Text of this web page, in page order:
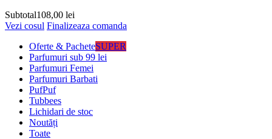
Subtotal108,00 lei
Vezi cosul Finalizeaza comanda
Oferte & PacheteSUPER
Parfumuri sub 99 lei
Parfumuri Femei
Parfumuri Barbati
PufPuf
Tubbees
Lichidari de stoc
Noutăți
Toate